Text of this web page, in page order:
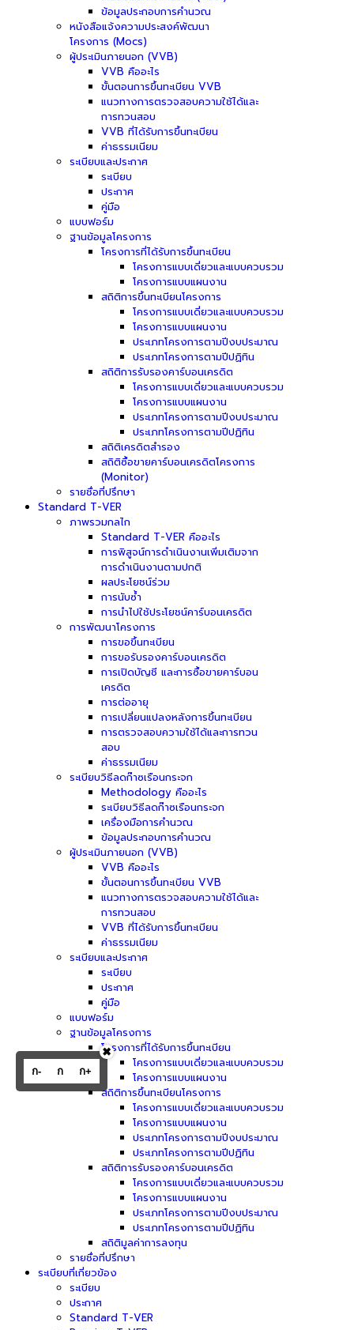
ข้อมูลประกอบการคำนวณ
หนังสือแจ้งความประสงค์พัฒนา
โครงการ (Mocs)
ผู้ประเมินภายนอก (VVB)
VVB คืออะไร
ขั้นตอนการขึ้นทะเบียน VVB
แนวทางการตรวจสอบความใช้ได้และ
การทวนสอบ
VVB ที่ได้รับการขึ้นทะเบียน
ค่าธรรมเนียม
ระเบียบและประกาศ
ระเบียบ
ประกาศ
คู่มือ
แบบฟอร์ม
ฐานข้อมูลโครงการ
โครงการที่ได้รับการขึ้นทะเบียน
โครงการแบบเดี่ยวและแบบควบรวม
โครงการแบบแผนงาน
สถิติการขึ้นทะเบียนโครงการ
โครงการแบบเดี่ยวและแบบควบรวม
โครงการแบบแผนงาน
ประเภทโครงการตามปีงบประมาณ
ประเภทโครงการตามปีปฏิทิน
สถิติการรับรองคาร์บอนเครดิต
โครงการแบบเดี่ยวและแบบควบรวม
โครงการแบบแผนงาน
ประเภทโครงการตามปีงบประมาณ
ประเภทโครงการตามปีปฏิทิน
สถิติเครดิตสำรอง
สถิติซื้อขายคาร์บอนเครดิตโครงการ
(Monitor)
รายชื่อที่ปรึกษา
Standard T-VER
ภาพรวมกลไก
Standard T-VER คืออะไร
การพิสูจน์การดำเนินงานเพิ่มเติมจาก
การดำเนินงานตามปกติ
ผลประโยชน์ร่วม
การนับซ้ำ
การนำไปใช้ประโยชน์คาร์บอนเครดิต
การพัฒนาโครงการ
การขอขึ้นทะเบียน
การขอรับรองคาร์บอนเครดิต
การเปิดบัญชี และการซื้อขายคาร์บอน
เครดิต
การต่ออายุ
การเปลี่ยนแปลงหลังการขึ้นทะเบียน
การตรวจสอบความใช้ได้และการทวน
สอบ
ค่าธรรมเนียม
ระเบียบวิธีลดก๊าซเรือนกระจก
Methodology คืออะไร
ระเบียบวิธีลดก๊าซเรือนกระจก
เครื่องมือการคำนวณ
ข้อมูลประกอบการคำนวณ
ผู้ประเมินภายนอก (VVB)
VVB คืออะไร
ขั้นตอนการขึ้นทะเบียน VVB
แนวทางการตรวจสอบความใช้ได้และ
การทวนสอบ
VVB ที่ได้รับการขึ้นทะเบียน
ค่าธรรมเนียม
ระเบียบและประกาศ
ระเบียบ
ประกาศ
คู่มือ
แบบฟอร์ม
ฐานข้อมูลโครงการ
โครงการที่ได้รับการขึ้นทะเบียน
โครงการแบบเดี่ยวและแบบควบรวม
โครงการแบบแผนงาน
สถิติการขึ้นทะเบียนโครงการ
โครงการแบบเดี่ยวและแบบควบรวม
โครงการแบบแผนงาน
ประเภทโครงการตามปีงบประมาณ
ประเภทโครงการตามปีปฏิทิน
สถิติการรับรองคาร์บอนเครดิต
โครงการแบบเดี่ยวและแบบควบรวม
โครงการแบบแผนงาน
ประเภทโครงการตามปีงบประมาณ
ประเภทโครงการตามปีปฏิทิน
สถิติมูลค่าการลงทุน
รายชื่อที่ปรึกษา
ระเบียบที่เกี่ยวข้อง
ระเบียบ
ประกาศ
Standard T-VER
ก- ก ก+
✖